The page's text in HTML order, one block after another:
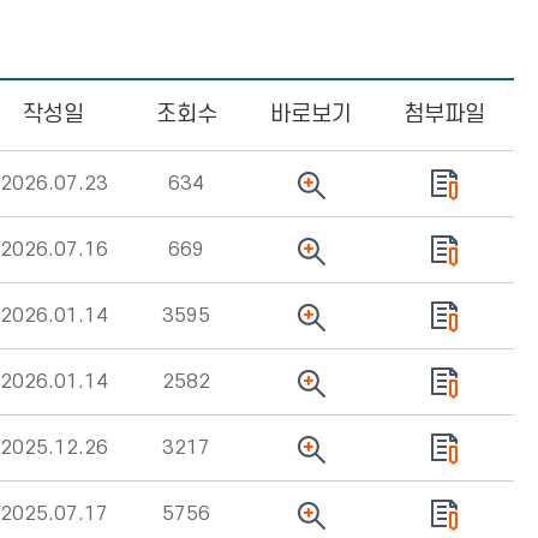
작성일 조회수 바로보기 첨부파일
2026.07.23 634
2026.07.16 669
2026.01.14 3595
2026.01.14 2582
2025.12.26 3217
2025.07.17 5756